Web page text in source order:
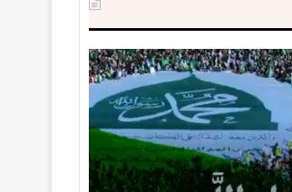
الداخلية
المصرية
إحباط
‘مخطط
كبير’
للإخوان